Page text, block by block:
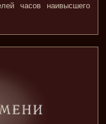
часов наивысшего